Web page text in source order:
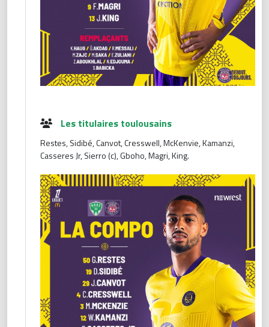
Les titulaires toulousains
Restes, Sidibé, Canvot, Cresswell, McKenvie, Kamanzi,
Casseres Jr, Sierro (c), Gboho, Magri, King.